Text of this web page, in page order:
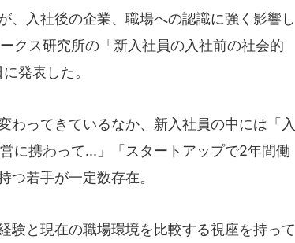
入社後の企業、職場への認識に強く影響し
クス研究所の「新入社員の入社前の社会的
発表した。
ってきているなか、新入社員の中には「入
に携わって...」「スタートアップで2年間働
つ若手が一定数存在。
験と現在の職場環境を比較する視座を持って